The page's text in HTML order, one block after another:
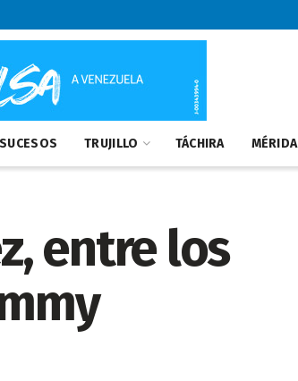
SUCESOS TRUJILLO TÁCHIRA MÉRIDA
entre los